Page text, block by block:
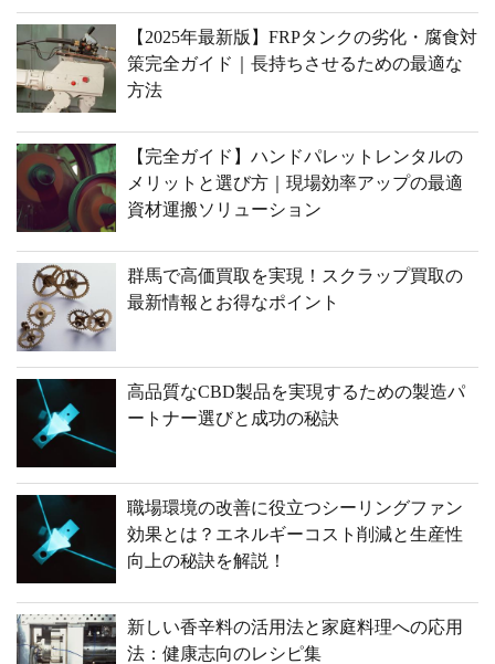
【2025年最新版】FRPタンクの劣化・腐食対
策完全ガイド｜長持ちさせるための最適な
方法
【完全ガイド】ハンドパレットレンタルの
メリットと選び方｜現場効率アップの最適
資材運搬ソリューション
群馬で高価買取を実現！スクラップ買取の
最新情報とお得なポイント
高品質なCBD製品を実現するための製造パ
ートナー選びと成功の秘訣
職場環境の改善に役立つシーリングファン
効果とは？エネルギーコスト削減と生産性
向上の秘訣を解説！
新しい香辛料の活用法と家庭料理への応用
法：健康志向のレシピ集